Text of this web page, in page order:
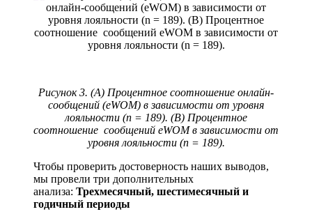
Рисунок 3. (A) Процентное соотношение онлайн-
сообщений (eWOM) в зависимости от уровня
лояльности (n = 189). (B) Процентное
соотношение сообщений eWOM в зависимости от
уровня лояльности (n = 189).
Чтобы проверить достоверность наших выводов,
мы провели три дополнительных
анализа: Трехмесячный, шестимесячный и
годичный периоды